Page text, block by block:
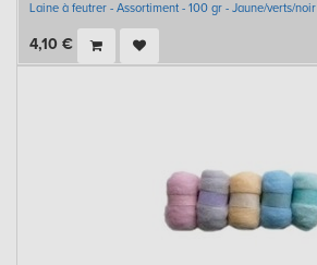
Laine à feutrer - Assortiment - 100 gr - Jaune/verts/noir
4,10 €